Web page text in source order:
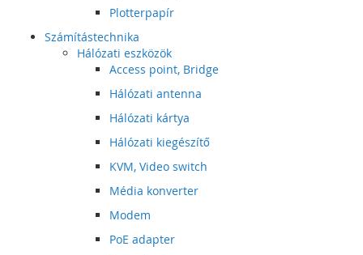
Plotterpapír
Számítástechnika
Hálózati eszközök
Access point, Bridge
Hálózati antenna
Hálózati kártya
Hálózati kiegészítő
KVM, Video switch
Média konverter
Modem
PoE adapter